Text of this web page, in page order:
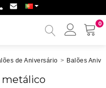
0
Minha
de Aniversário > Balões
metálico